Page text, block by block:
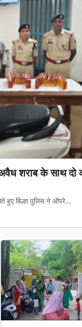
जेवी पर रोक,
में पुनर्विचार
निर्माण परियोजना का...